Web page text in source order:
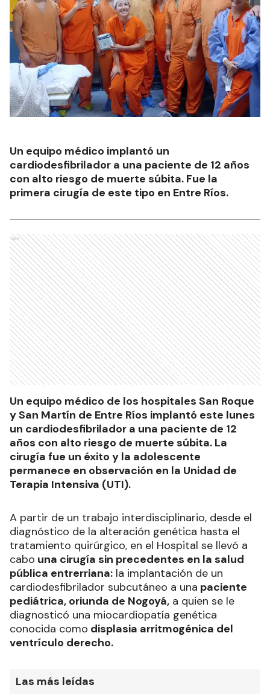
Un equipo médico implantó un
cardiodesfibrilador a una paciente de 12 años
con alto riesgo de muerte súbita. Fue la
primera cirugía de este tipo en Entre Ríos.
Ads
Un equipo médico de los hospitales San Roque
y San Martín de Entre Ríos implantó este lunes
un cardiodesfibrilador a una paciente de 12
años con alto riesgo de muerte súbita. La
cirugía fue un éxito y la adolescente
permanece en observación en la Unidad de
Terapia Intensiva (UTI).
A partir de un trabajo interdisciplinario, desde el
diagnóstico de la alteración genética hasta el
tratamiento quirúrgico, en el Hospital se llevó a
cabo una cirugía sin precedentes en la salud
pública entrerriana: la implantación de un
cardiodesfibrilador subcutáneo a una paciente
pediátrica, oriunda de Nogoyá, a quien se le
diagnosticó una miocardiopatía genética
conocida como displasia arritmogénica del
ventrículo derecho.
Las más leídas